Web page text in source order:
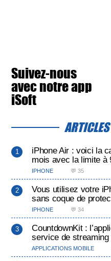
Suivez-nous
avec notre app
iSoft
iPhone Air : voici la
mois avec la limite à
IPHONE 💬 35
Vous utilisez votre
sans coque de
IPHONE 💬 34
CountdownKit :
service de streaming
APPLICATIONS MOBILE